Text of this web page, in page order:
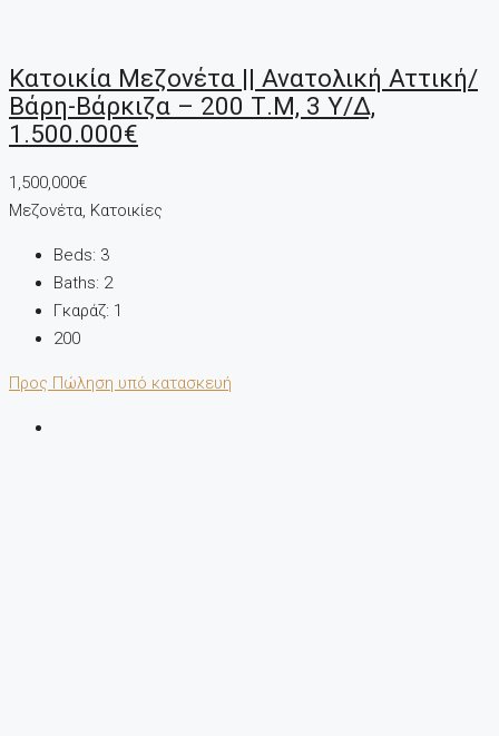
Κατοικία Μεζονέτα || Ανατολική Αττική/
Βάρη-Βάρκιζα – 200 Τ.μ, 3 Υ/Δ,
1.500.000€
1,500,000€
Μεζονέτα, Κατοικίες
Beds: 3
Baths: 2
Γκαράζ: 1
200
Προς Πώληση υπό κατασκευή